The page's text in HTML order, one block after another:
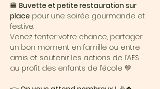
🍔 Buvette et petite restauration sur
place pour une soirée gourmande et
festive.
Venez tenter votre chance, partager
un bon moment en famille ou entre
amis et soutenir les actions de l’AES
au profit des enfants de l’école 💛